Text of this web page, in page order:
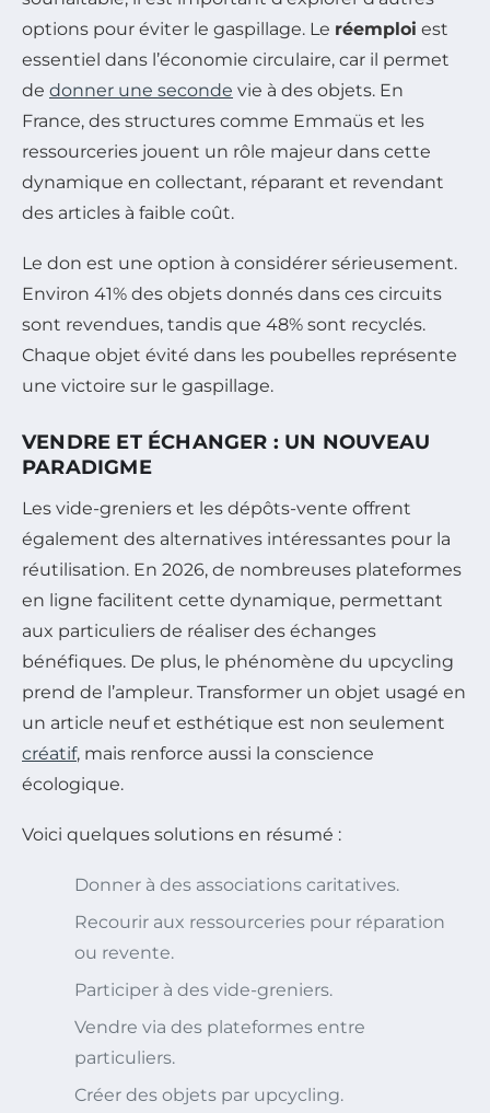
options pour éviter le gaspillage. Le réemploi est
essentiel dans l’économie circulaire, car il permet
de donner une seconde vie à des objets. En
France, des structures comme Emmaüs et les
ressourceries jouent un rôle majeur dans cette
dynamique en collectant, réparant et revendant
des articles à faible coût.
Le don est une option à considérer sérieusement.
Environ 41% des objets donnés dans ces circuits
sont revendues, tandis que 48% sont recyclés.
Chaque objet évité dans les poubelles représente
une victoire sur le gaspillage.
VENDRE ET ÉCHANGER : UN NOUVEAU
PARADIGME
Les vide-greniers et les dépôts-vente offrent
également des alternatives intéressantes pour la
réutilisation. En 2026, de nombreuses plateformes
en ligne facilitent cette dynamique, permettant
aux particuliers de réaliser des échanges
bénéfiques. De plus, le phénomène du upcycling
prend de l’ampleur. Transformer un objet usagé en
un article neuf et esthétique est non seulement
créatif, mais renforce aussi la conscience
écologique.
Voici quelques solutions en résumé :
Donner à des associations caritatives.
Recourir aux ressourceries pour réparation
ou revente.
Participer à des vide-greniers.
Vendre via des plateformes entre
particuliers.
Créer des objets par upcycling.